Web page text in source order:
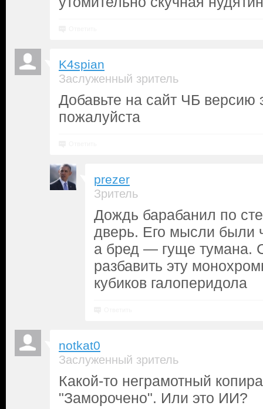
K4spian
Заслуженный зритель
Добавьте на сайт ЧБ версию
пожалуйста
prezer
Зритель
Дождь барабанил по
дверь. Его мысли были
а бред — гуще тумана.
разбавить эту
кубиков галоперидола
notkat0
Заслуженный зритель
Какой-то неграмотный
"Заморочено". Или это ИИ?